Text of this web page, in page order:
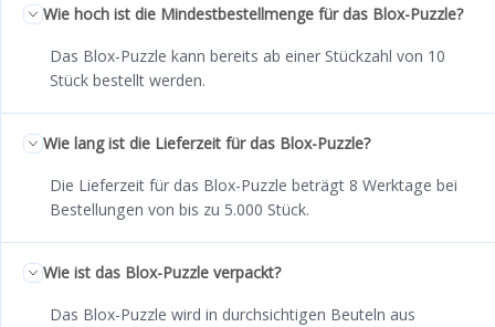
Wie hoch ist die Mindestbestellmenge für das Blox-Puzzle?
Das Blox-Puzzle kann bereits ab einer Stückzahl von 10
Stück bestellt werden.
Wie lang ist die Lieferzeit für das Blox-Puzzle?
Die Lieferzeit für das Blox-Puzzle beträgt 8 Werktage bei
Bestellungen von bis zu 5.000 Stück.
Wie ist das Blox-Puzzle verpackt?
Das Blox-Puzzle wird in durchsichtigen Beuteln aus